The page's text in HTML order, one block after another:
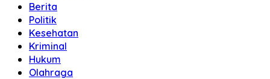
Berita
Politik
Kesehatan
Kriminal
Hukum
Olahraga